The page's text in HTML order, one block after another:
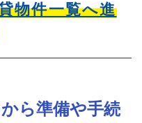
物件一覧へ進
ら準備や手続